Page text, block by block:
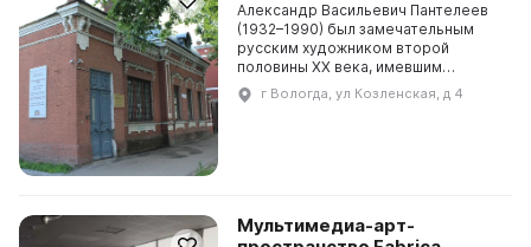
Александр Васильевич Пантелеев
(1932–1990) был замечательным
русским художником второй
половины ХХ века, имевшим
значительное влияние на развитие
искусства в России. Его
г Вологда, ул Козленская, д 4
Мультимедиа-арт-